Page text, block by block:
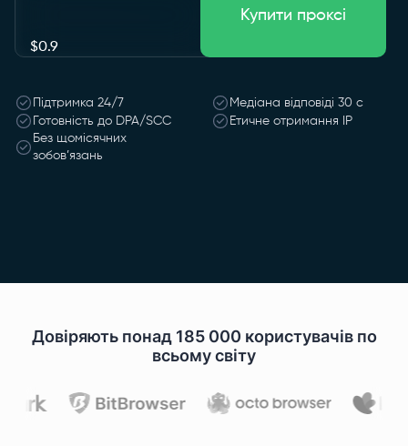
$0.9
Купити проксі
Підтримка 24/7
Медіана відповіді 30 с
Готовність до DPA/SCC
Етичне отримання IP
Без щомісячних
зобов’язань
Довіряють понад 185 000 користувачів по
всьому світу